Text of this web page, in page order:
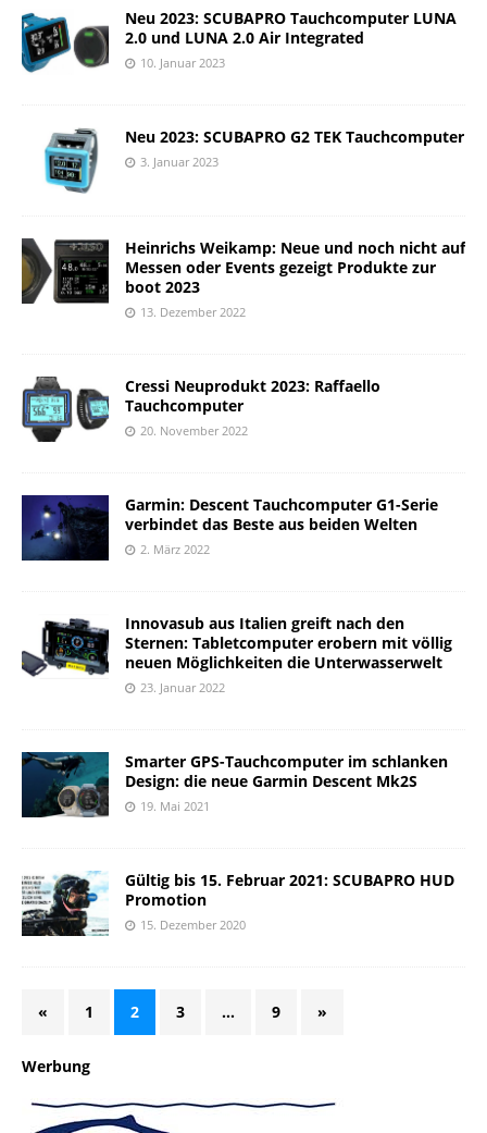
Neu 2023: SCUBAPRO Tauchcomputer LUNA
2.0 und LUNA 2.0 Air Integrated
10. Januar 2023
Neu 2023: SCUBAPRO G2 TEK Tauchcomputer
3. Januar 2023
Heinrichs Weikamp: Neue und noch nicht auf
Messen oder Events gezeigt Produkte zur
boot 2023
13. Dezember 2022
Cressi Neuprodukt 2023: Raffaello
Tauchcomputer
20. November 2022
Garmin: Descent Tauchcomputer G1-Serie
verbindet das Beste aus beiden Welten
2. März 2022
Innovasub aus Italien greift nach den
Sternen: Tabletcomputer erobern mit völlig
neuen Möglichkeiten die Unterwasserwelt
23. Januar 2022
Smarter GPS-Tauchcomputer im schlanken
Design: die neue Garmin Descent Mk2S
19. Mai 2021
Gültig bis 15. Februar 2021: SCUBAPRO HUD
Promotion
15. Dezember 2020
« 1 2 3 … 9 »
Werbung